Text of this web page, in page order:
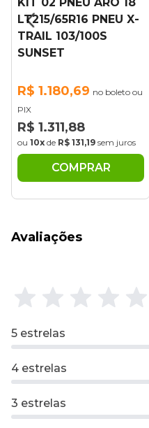
ARO 18
PNEU X-
100S
no boleto ou
sem juros
PNEU
235/
105V
R$ 708,55
ou10xdeR$
Avaliações
5 estrelas
4 estrelas
3 estrelas